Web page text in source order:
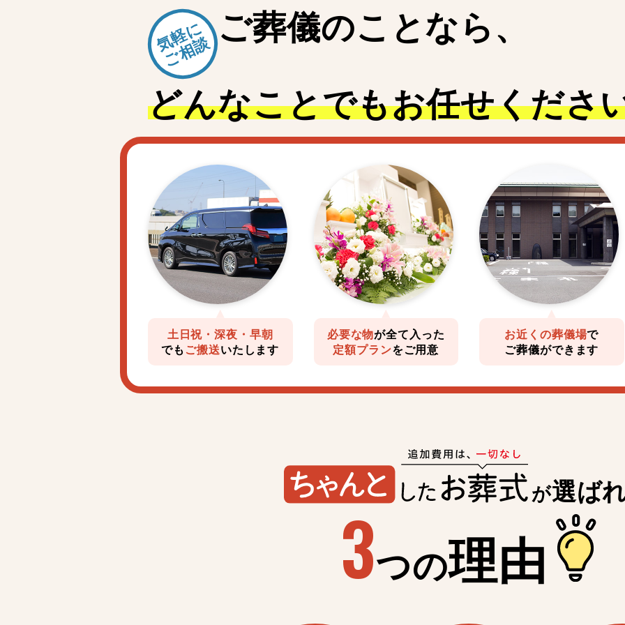
気軽に
ご相談
ご葬儀のこ となら、
どんなことでもお任せくださ
土日祝・深夜・早朝
でも ご搬送いたします
必要な物が全て入った
定額プランをご用意
お近くの葬儀場で
ご葬儀ができます
が選ば
3つの理由